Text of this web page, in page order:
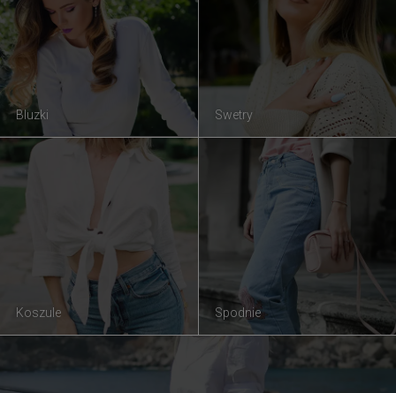
Bluzki Swetry
Koszule Spodnie